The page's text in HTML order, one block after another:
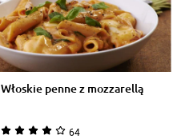
Włoskie penne z mozzarellą
64